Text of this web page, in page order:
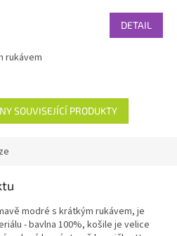
DETAIL
rukávem
SOUVISEJÍCÍ PRODUKTY
modré s krátkým rukávem, je
- bavlna 100%, košile je velice